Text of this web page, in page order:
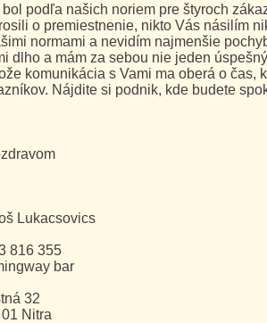
bol podľa našich noriem pre štyroch
o premiestnenie, nikto Vás násilím
normami a nevidím najmenšie
dlho a mám za sebou nie jeden
komunikácia s Vami ma oberá o čas,
Nájdite si podnik, kde budete
Lukacsovics
816 355
bar
32
Nitra